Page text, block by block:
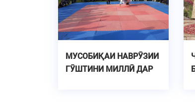
МУСОБИҚАИ НАВРӮЗИИ
ГӮШТИНИ МИЛЛӢ ДАР